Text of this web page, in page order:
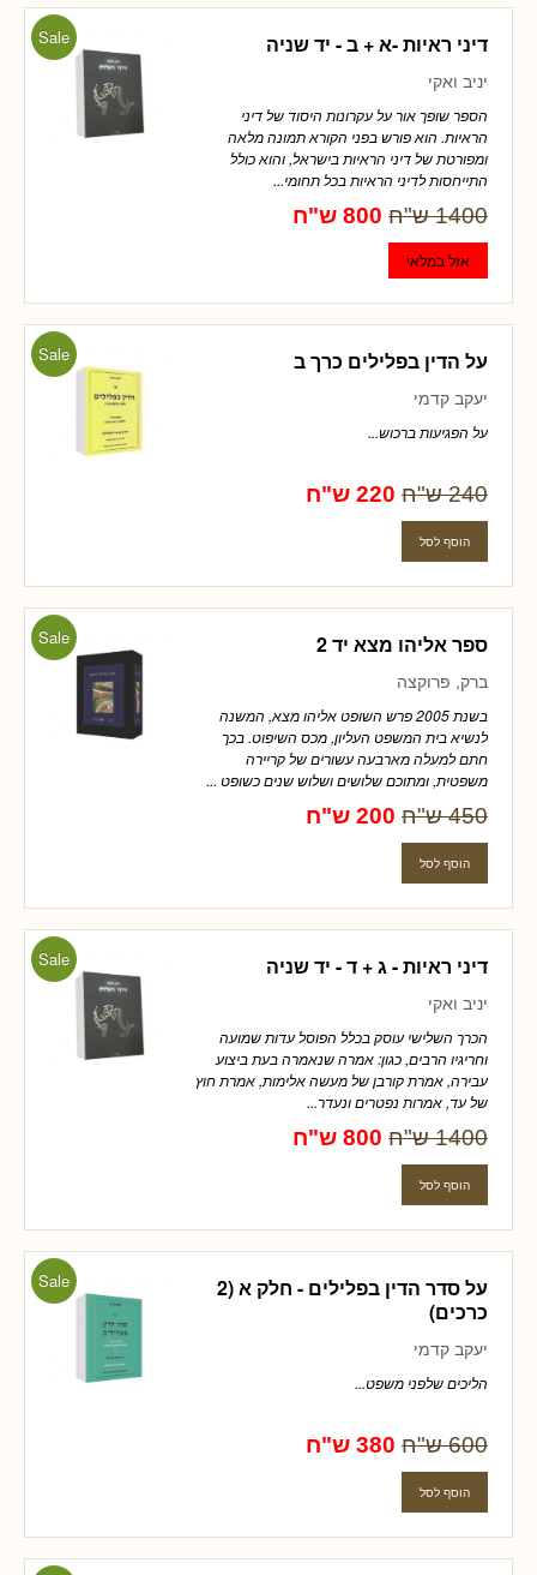
Sale דיני ראיות -א + ב - יד שניה
יניב ואקי
הספר שופך אור על עקרונות היסוד של דיני
הראיות. הוא פורש בפני הקורא תמונה מלאה
ומפורטת של דיני הראיות בישראל, והוא כולל
התייחסות לדיני הראיות בכל תחומי...
1400 ש"ח 800 ש"ח
Sale על הדין בפלילים כרך ב
יעקב קדמי
על הפגיעות ברכוש...
240 ש"ח 220 ש"ח
Sale ספר אליהו מצא יד 2
ברק, פרוקצה
בשנת 2005 פרש השופט אליהו מצא, המשנה
לנשיא בית המשפט העליון, מכס השיפוט. בכך
חתם למעלה מארבעה עשורים של קריירה
משפטית, ומתוכם שלושים ושלוש שנים כשופט ...
450 ש"ח 200 ש"ח
Sale דיני ראיות - ג + ד - יד שניה
יניב ואקי
הכרך השלישי עוסק בכלל הפוסל עדות שמועה
וחריגיו הרבים, כגון: אמרה שנאמרה בעת ביצוע
עבירה, אמרת קורבן של מעשה אלימות, אמרת חוץ
של עד, אמרות נפטרים ונעדר...
1400 ש"ח 800 ש"ח
Sale
על סדר הדין בפלילים - חלק א (2
כרכים)
יעקב קדמי
הליכים שלפני משפט...
600 ש"ח 380 ש"ח